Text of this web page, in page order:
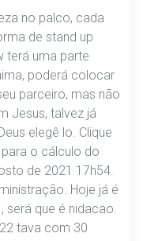
no palco, cada
de stand up
terá uma parte
poderá colocar
parceiro, mas não
Jesus, talvez já
elegê lo. Clique
o cálculo do
de 2021 17h54.
Hoje já é
será que é nidacao.
tava com 30